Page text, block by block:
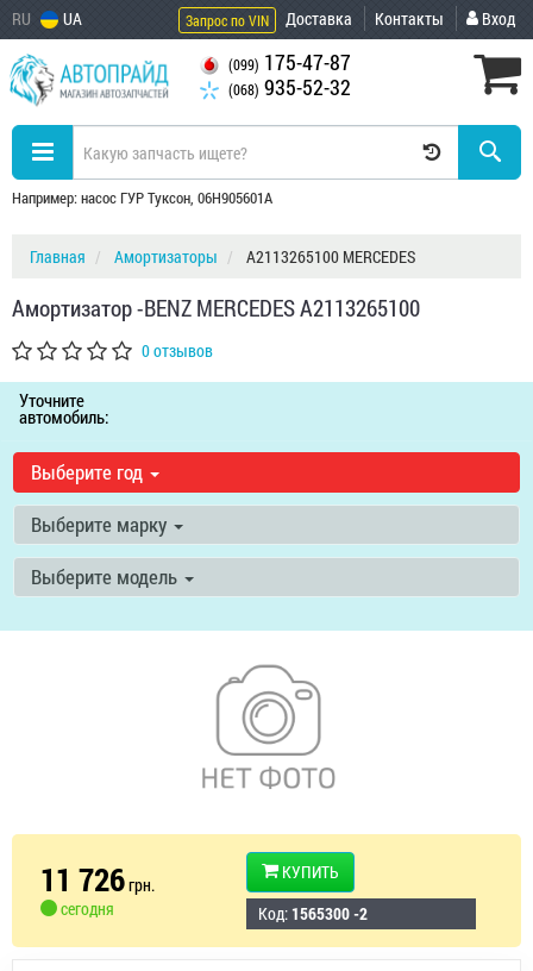
RU UA Запрос по VIN Доставка Контакты Вход
(099) 175-47-87
(068) 935-52-32
Например: насос ГУР Туксон, 06H905601A
Главная Амортизаторы A2113265100 MERCEDES
Амортизатор -BENZ MERCEDES A2113265100
0 отзывов
Уточните
автомобиль:
Выберите год
Выберите марку
Выберите модель
11 726грн.
сегодня
КУПИТЬ
Код: 1565300 -2